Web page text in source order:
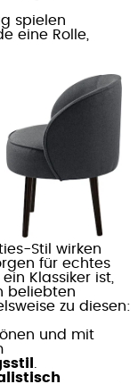
spielen
eine Rolle,
Stil wirken
für echtes
Klassiker ist,
beliebten
zu diesen:
und mit